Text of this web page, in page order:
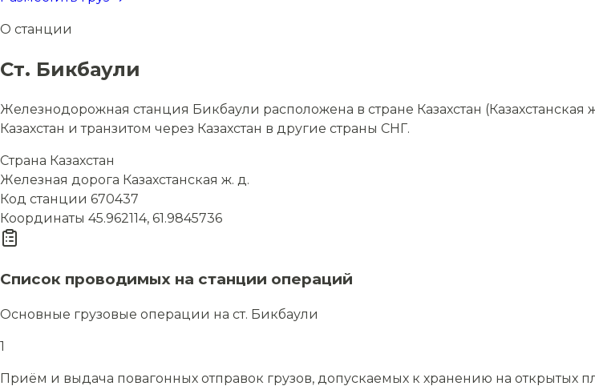
О станции
Ст. Бикбаули
Железнодорожная станция Бикбаули расположена в стране Казахстан
Казахстан и транзитом через Казахстан в другие страны СНГ.
Страна Казахстан
Железная дорога Казахстанская ж. д.
Код станции 670437
Координаты 45.962114, 61.9845736
Список проводимых на станции операций
Основные грузовые операции на ст. Бикбаули
1
Приём и выдача повагонных отправок грузов, допускаемых к хранению на открытых